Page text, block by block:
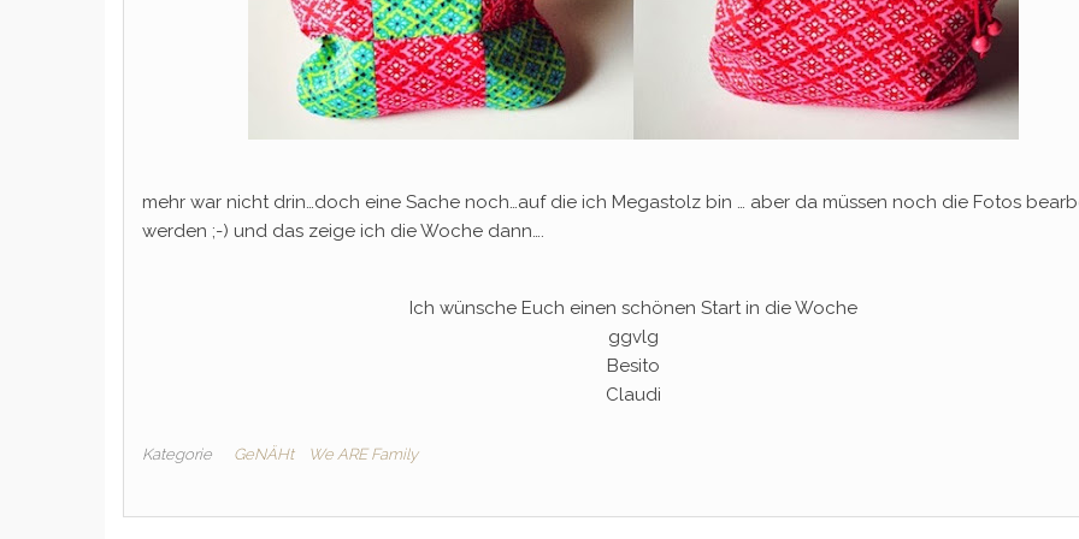
mehr war nicht drin…doch eine Sache noch…auf die ich Megastolz bin … aber da müssen noch die Fotos
werden ;-) und das zeige ich die Woche dann….
Ich wünsche Euch einen schönen Start in die Woche
ggvlg
Besito
Claudi
Kategorie GeNÄHt We ARE Family